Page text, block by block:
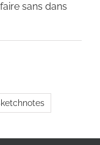
sans dans